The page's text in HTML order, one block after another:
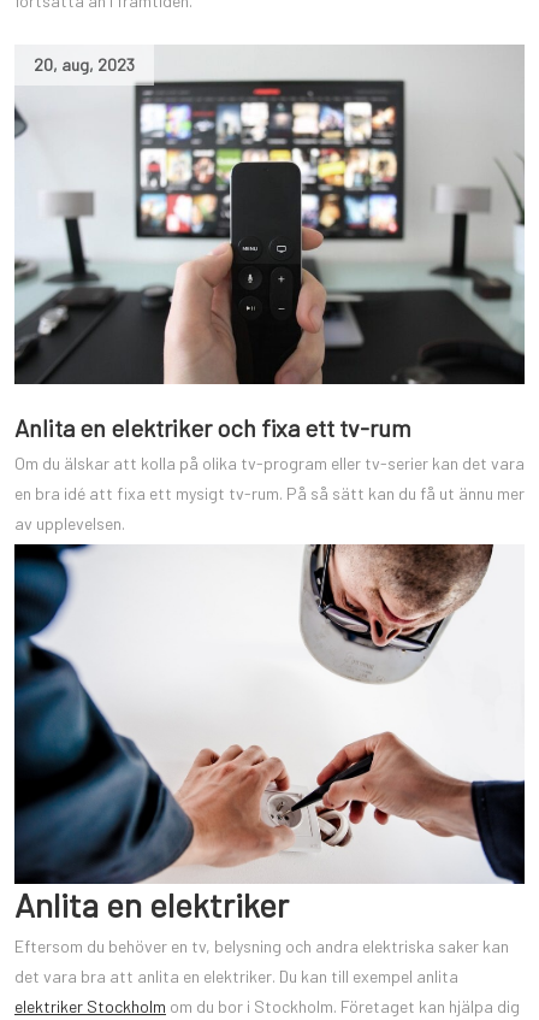
20, aug, 2023
Anlita en elektriker och fixa ett tv-rum
Om du älskar att kolla på olika tv-program eller tv-serier kan det vara
en bra idé att fixa ett mysigt tv-rum. På så sätt kan du få ut ännu mer
av upplevelsen.
Anlita en elektriker
Eftersom du behöver en tv, belysning och andra elektriska saker kan
det vara bra att anlita en elektriker. Du kan till exempel anlita
elektriker Stockholm om du bor i Stockholm. Företaget kan hjälpa dig